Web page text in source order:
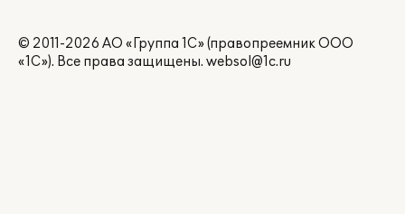
© 2011-2026 АО «Группа 1С» (правопреемник ООО
«1С»). Все права защищены. websol@1c.ru